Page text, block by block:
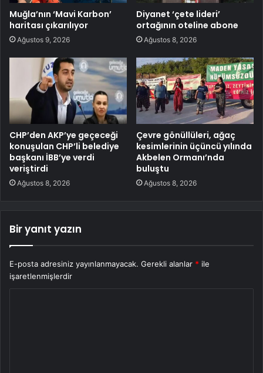
Muğla’nın ‘Mavi Karbon’
haritası çıkarılıyor
Ağustos 9, 2026
Diyanet ‘çete lideri’
ortağının oteline abone
Ağustos 8, 2026
CHP’den AKP’ye geçeceği
konuşulan CHP’li belediye
başkanı İBB’ye verdi
veriştirdi
Ağustos 8, 2026
Çevre gönüllüleri, ağaç
kesimlerinin üçüncü yılında
Akbelen Ormanı’nda
buluştu
Ağustos 8, 2026
Bir yanıt yazın
E-posta adresiniz yayınlanmayacak. Gerekli alanlar * ile
işaretlenmişlerdir